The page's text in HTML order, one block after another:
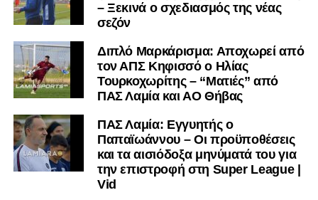
– Ξεκινά ο σχεδιασμός της νέας
σεζόν
Διπλό Μαρκάρισμα: Αποχωρεί από
τον ΑΠΣ Κηφισσό ο Ηλίας
Τουρκοχωρίτης – “Ματιές” από
ΠΑΣ Λαμία και ΑΟ Θήβας
ΠΑΣ Λαμία: Εγγυητής ο
Παπαϊωάννου – Οι προϋποθέσεις
και τα αισιόδοξα μηνύματά του για
την επιστροφή στη Super League |
Vid